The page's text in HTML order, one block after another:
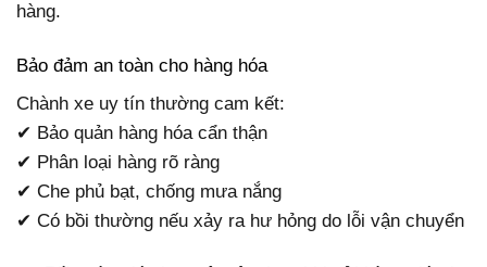
hàng.
Bảo đảm an toàn cho hàng hóa
Chành xe uy tín thường cam kết:
✔ Bảo quản hàng hóa cẩn thận
✔ Phân loại hàng rõ ràng
✔ Che phủ bạt, chống mưa nắng
✔ Có bồi thường nếu xảy ra hư hỏng do lỗi vận chuyển